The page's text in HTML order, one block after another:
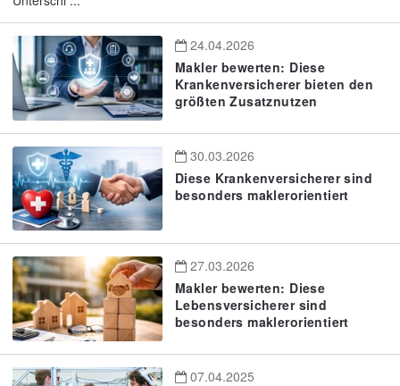
24.04.2026
Makler bewerten: Diese
Krankenversicherer bieten den
größten Zusatznutzen
30.03.2026
Diese Krankenversicherer sind
besonders maklerorientiert
27.03.2026
Makler bewerten: Diese
Lebensversicherer sind
besonders maklerorientiert
07.04.2025